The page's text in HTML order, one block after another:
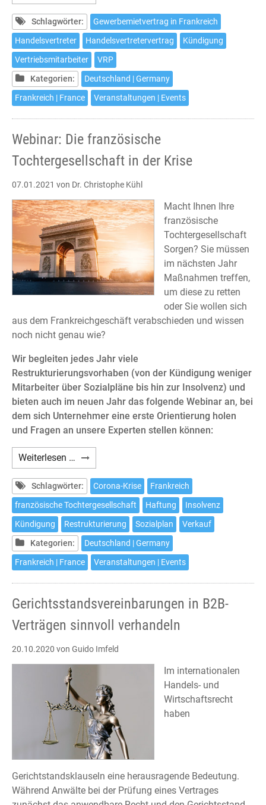
Programm
im
Februar
Schlagwörter:
Gewerbemietvertrag in Frankreich
Handelsvertreter
Handelsvertretervertrag
Kündigung
Vertriebsmitarbeiter
VRP
Kategorien:
Deutschland | Germany
Frankreich | France
Veranstaltungen | Events
Webinar: Die französische
Tochtergesellschaft in der Krise
07.01.2021 von Dr. Christophe Kühl
Macht Ihnen Ihre
französische
Tochtergesellschaft
Sorgen? Sie müssen
im nächsten Jahr
Maßnahmen treffen,
um diese zu retten
oder Sie wollen sich
aus dem Frankreichgeschäft verabschieden und wissen
noch nicht genau wie?
Wir begleiten jedes Jahr viele
Restrukturierungsvorhaben (von der Kündigung weniger
Mitarbeiter über Sozialpläne bis hin zur Insolvenz) und
bieten auch im neuen Jahr das folgende Webinar an, bei
dem sich Unternehmer eine erste Orientierung holen
und Fragen an unsere Experten stellen können:
Weiterlesen … Webinar:
Die
französische
Tochtergesellschaft
in
der
Krise
Schlagwörter: Corona-Krise
Frankreich
französische Tochtergesellschaft
Haftung
Insolvenz
Kündigung
Restrukturierung Sozialplan
Verkauf
Kategorien:
Deutschland | Germany
Frankreich | France
Veranstaltungen | Events
Gerichtsstandsvereinbarungen in B2B-
Verträgen sinnvoll verhandeln
20.10.2020 von Guido Imfeld
Im internationalen
Handels- und
Wirtschaftsrecht
haben
Gerichtstandsklauseln eine herausragende Bedeutung.
Während Anwälte bei der Prüfung eines Vertrages